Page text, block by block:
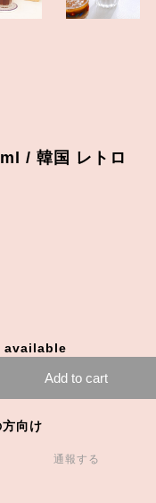
/ 韓国 レトロ
Add to cart
向け
通報する